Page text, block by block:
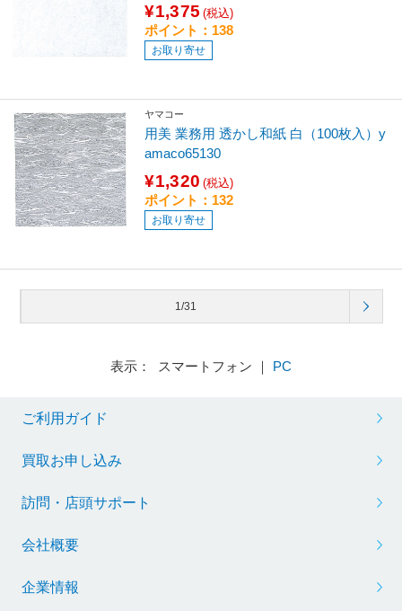
¥1,375 (税込)
ポイント：138
お取り寄せ
ヤマコー
用美 業務用 透かし和紙 白（100枚入）y
amaco65130
¥1,320 (税込)
ポイント：132
お取り寄せ
1/31
表示： スマートフォン ｜ PC
ご利用ガイド
買取お申し込み
訪問・店頭サポート
会社概要
企業情報